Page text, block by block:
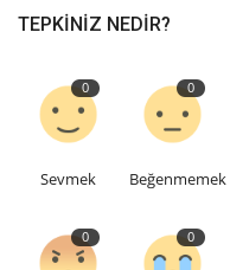
Firma Rehberi
Restoranlar
Sağlık
Etkinlik
TEPKINIZ NEDIR?
0
Sevmek
0
Beğenmemek
0 0